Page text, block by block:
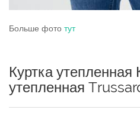
Больше фото тут
Куртка утепленная
утепленная